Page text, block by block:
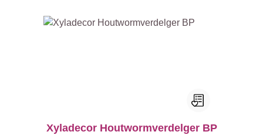
Xyladecor Houtwormverdelger BP